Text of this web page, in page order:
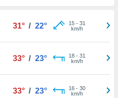
31° / 22° 15- 31
km/h
33° / 23° 18- 31
km/h
33° / 23° 16- 30
km/h